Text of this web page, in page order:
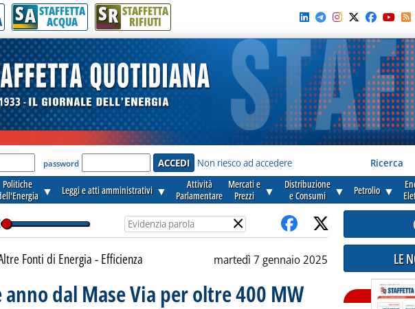
la notizia.
SA STAFFETTA
ACQUA SR STAFFETTA
RIFIUTI
per accedere'
password Non riesco ad accedere Ricerca
Politiche
▼ Leggi e atti amministrativi ▼
Attività
Parlamentare
Mercati e
Prezzi
▼
Distribuzione
e Consumi
▼ Petrolio ▼
×
Fonti di Energia - Efficienza martedì 7 gennaio 2025
anno dal Mase Via per oltre 400 MW
LE